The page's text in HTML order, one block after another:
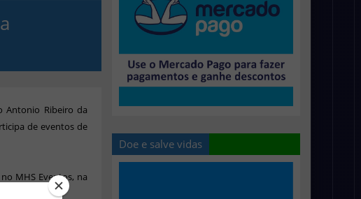
Antonio Ribeiro da
de eventos de
MHS Eventos, na
e a Nike.
Doe e salve vidas